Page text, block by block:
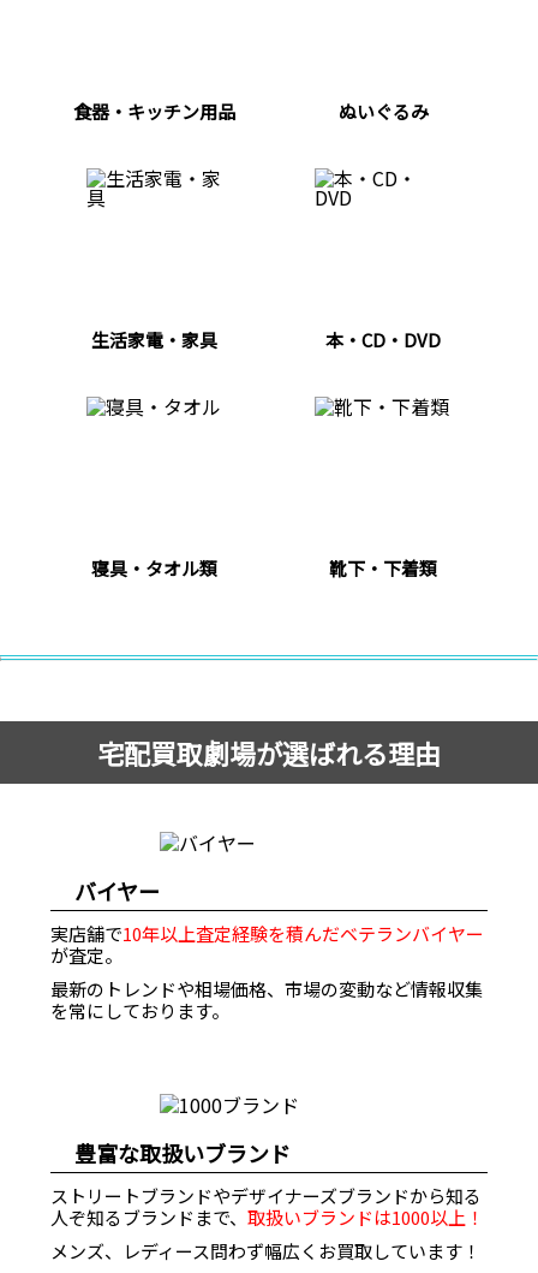
食器・キッチン用品 ぬいぐるみ
生活家電・家具 本・CD・DVD
寝具・タオル類 靴下・下着類
宅配買取劇場が選ばれる理由
バイヤー
実店舗で10年以上査定経験を積んだベテランバイヤー
が査定。
最新のトレンドや相場価格、市場の変動など情報収集
を常にしております。
豊富な取扱いブランド
ストリートブランドやデザイナーズブランドから知る
人ぞ知るブランドまで、取扱いブランドは1000以上！
メンズ、レディース問わず幅広くお買取しています！